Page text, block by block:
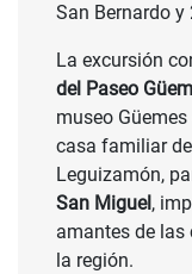
San Bernardo y
La excursión
del Paseo
museo
casa familiar
Leguizamón,
San Miguel ,
amantes de
la región.